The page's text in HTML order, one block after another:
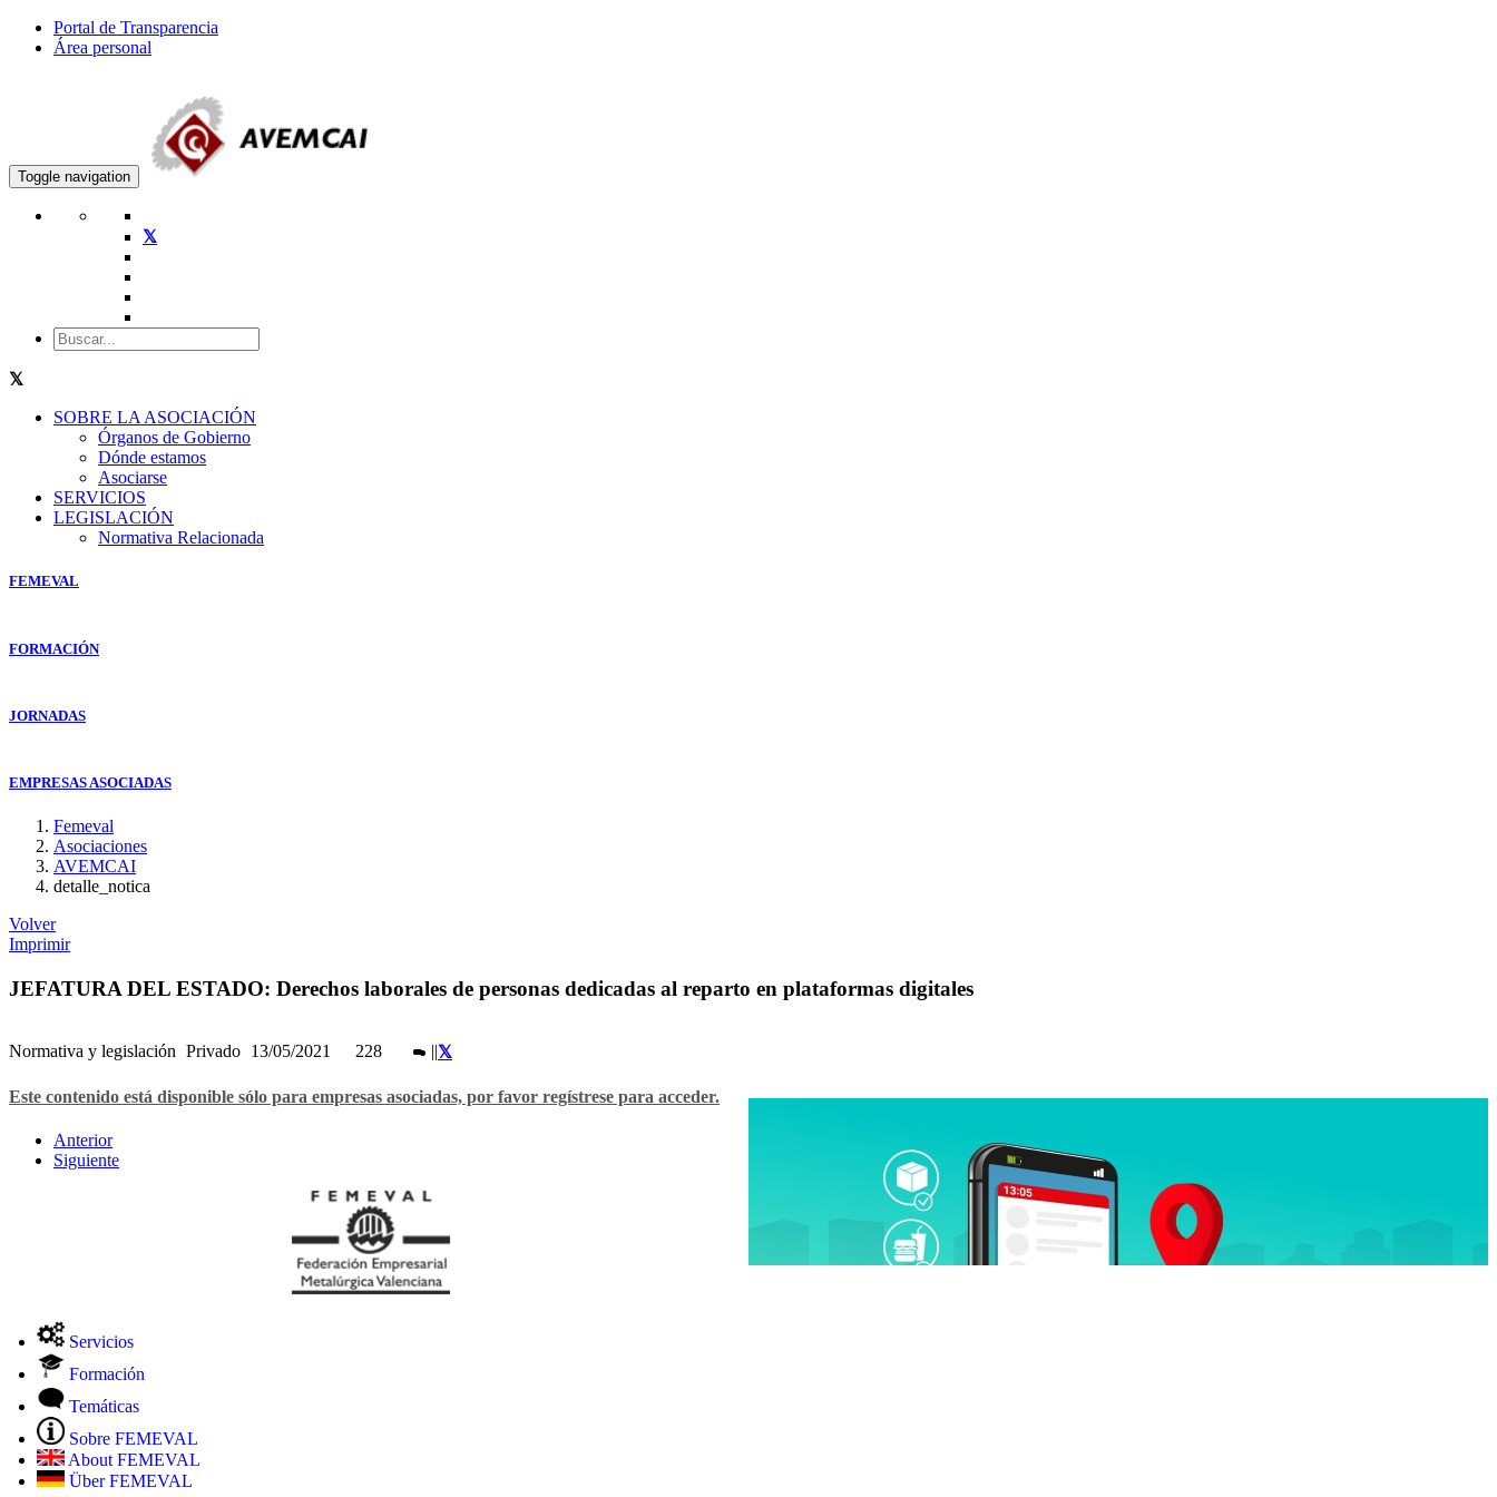
Portal de Transparencia
Área personal
Toggle navigation
SOBRE LA ASOCIACIÓN
Órganos de Gobierno
Dónde estamos
Asociarse
SERVICIOS
LEGISLACIÓN
Normativa Relacionada
FEMEVAL
FORMACIÓN
JORNADAS
EMPRESAS ASOCIADAS
Femeval
Asociaciones
AVEMCAI
detalle_notica
Volver
Imprimir
JEFATURA DEL ESTADO: Derechos laborales de personas dedicadas al reparto en plataformas digitales
Normativa y legislación Privado 13/05/2021 228
Este contenido está disponible sólo para empresas asociadas, por favor regístrese para acceder.
Anterior
Siguiente
Servicios
Formación
Temáticas
Sobre FEMEVAL
About FEMEVAL
Über FEMEVAL